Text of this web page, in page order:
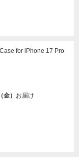
for iPhone 17 Pro
） お届け